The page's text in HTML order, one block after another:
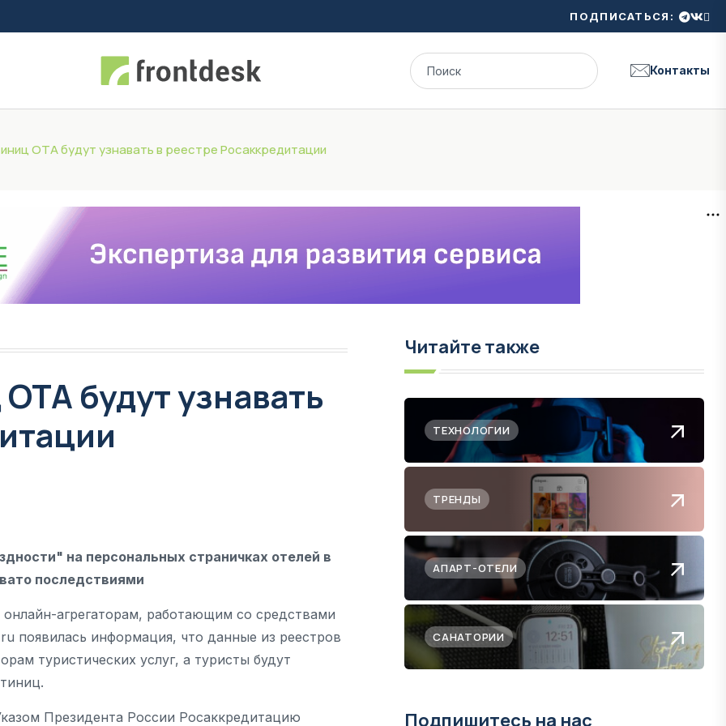
ПОДПИСАТЬСЯ:
Контакты
ОТА будут узнавать в реестре Росаккредитации
будут узнавать
на персональных страничках отелей в
последствиями
агрегаторам, работающим со средствами
появилась информация, что данные из реестров
туристических услуг, а туристы будут
Президента России Росаккредитацию
Читайте также
ТЕХНОЛОГИИ
ТРЕНДЫ
АПАРТ-ОТЕЛИ
САНАТОРИИ
Подпишитесь на нас